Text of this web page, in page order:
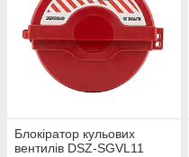
Блокіратор кульових
вентилів DSZ-SGVL11